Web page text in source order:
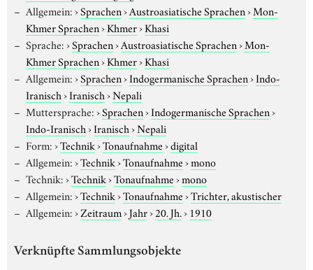
Allgemein:›Sprachen›Austroasiatische Sprachen›Mon-
Khmer Sprachen›Khmer›Khasi
Sprache:›Sprachen›Austroasiatische Sprachen›Mon-
Khmer Sprachen›Khmer›Khasi
Allgemein:›Sprachen›Indogermanische Sprachen›Indo-
Iranisch›Iranisch›Nepali
Muttersprache:›Sprachen›Indogermanische Sprachen›
Indo-Iranisch›Iranisch›Nepali
Form:›Technik›Tonaufnahme›digital
Allgemein:›Technik›Tonaufnahme›mono
Technik:›Technik›Tonaufnahme›mono
Allgemein:›Technik›Tonaufnahme›Trichter, akustischer
Allgemein:›Zeitraum›Jahr›20. Jh.› 1910
Verknüpfte Sammlungsobjekte